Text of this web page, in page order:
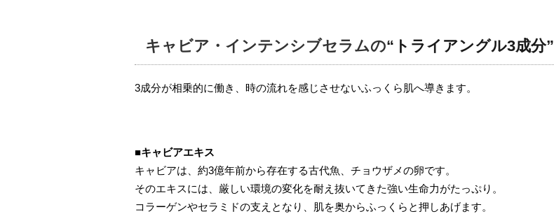
キャビア・インテンシブセラムの“トライアングル3成分”
3成分が相乗的に働き、時の流れを感じさせないふっくら肌へ導きます。
■キャビアエキス
キャビアは、約3億年前から存在する古代魚、チョウザメの卵です。
そのエキスには、厳しい環境の変化を耐え抜いてきた強い生命力がたっぷり。
コラーゲンやセラミドの支えとなり、肌を奥からふっくらと押しあげます。